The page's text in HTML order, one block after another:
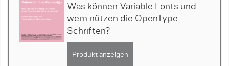
Was können Variable Fonts und
wem nützen die OpenType-
Schriften?
Produkt anzeigen